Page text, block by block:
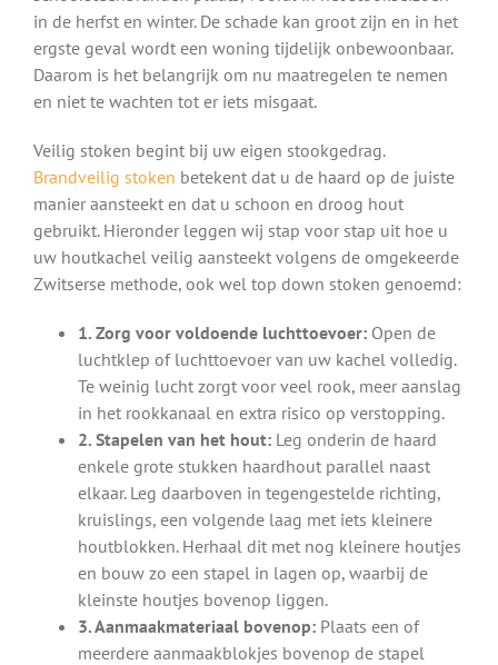
in de herfst en winter. De schade kan groot zijn en in het
ergste geval wordt een woning tijdelijk onbewoonbaar.
Daarom is het belangrijk om nu maatregelen te nemen
en niet te wachten tot er iets misgaat.
Veilig stoken begint bij uw eigen stookgedrag.
Brandveilig stoken betekent dat u de haard op de juiste
manier aansteekt en dat u schoon en droog hout
gebruikt. Hieronder leggen wij stap voor stap uit hoe u
uw houtkachel veilig aansteekt volgens de omgekeerde
Zwitserse methode, ook wel top down stoken genoemd:
1. Zorg voor voldoende luchttoevoer:Open de
luchtklep of luchttoevoer van uw kachel volledig.
Te weinig lucht zorgt voor veel rook, meer aanslag
in het rookkanaal en extra risico op verstopping.
2. Stapelen van het hout:Leg onderin de haard
enkele grote stukken haardhout parallel naast
elkaar. Leg daarboven in tegengestelde richting,
kruislings, een volgende laag met iets kleinere
houtblokken. Herhaal dit met nog kleinere houtjes
en bouw zo een stapel in lagen op, waarbij de
kleinste houtjes bovenop liggen.
3. Aanmaakmateriaal bovenop:Plaats een of
meerdere aanmaakblokjes bovenop de stapel